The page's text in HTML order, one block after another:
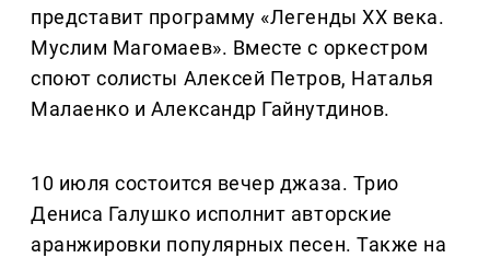
представит программу «Легенды ХХ века.
Муслим Магомаев». Вместе с оркестром
споют солисты Алексей Петров, Наталья
Малаенко и Александр Гайнутдинов.
10 июля состоится вечер джаза. Трио
Дениса Галушко исполнит авторские
аранжировки популярных песен. Также на